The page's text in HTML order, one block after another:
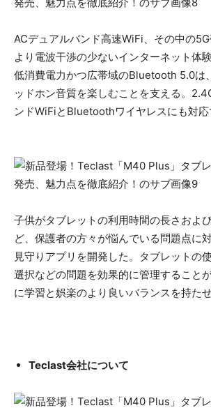
ACデュアルバンド高速WiFi、その中の5G
より電波干渉の少ないインターネット体
低消費電力かつ広帯域のBluetooth 5.0は
ッドホン音質を楽しむことを支える。
ンドWiFiとBluetoothワイヤレスにも対応
子供がタブレットの利用時間の長さおよ
ど、保護者の方々が悩んでいる問題点に
見守りアプリを開発した。タブレットの
選択などの問題を効果的に管理すること
に学習と娯楽のより良いバランスを持たせ
Teclast会社について